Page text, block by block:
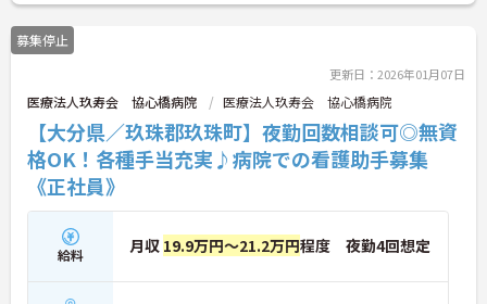
ご興味ある方は面接ポイントをお伝えしますので、
お気軽にご連絡ください。
募集停止
更新日：2026年01月07日
医療法人玖寿会 協心橋病院 医療法人玖寿会 協心橋病院
【大分県／玖珠郡玖珠町】夜勤回数相談可◎無資
格OK！各種手当充実♪病院での看護助手募集
《正社員》
給料 月収 19.9万円～21.2万円程度 夜勤4回想定